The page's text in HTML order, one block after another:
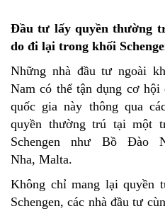
Đầu tư lấy quyền thường
do đi lại trong khối
Những nhà đầu tư ngoài
Nam có thể tận dụng cơ hội
quốc gia này thông qua
quyền thường trú tại một
Schengen như Bồ Đào
Nha, Malta.
Không chỉ mang lại quyền
Schengen, các nhà đầu tư